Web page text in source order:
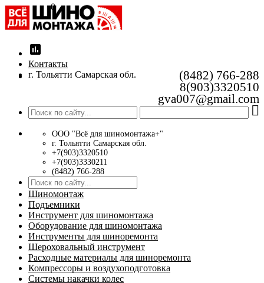
insert_chart
0
Контакты
г. Тольятти Самарская обл.
(8482) 766-288
8(903)3320510
gva007@gmail.com
ООО "Всё для шиномонтажа+"
г. Тольятти Самарская обл.
+7(903)3320510
+7(903)3330211
(8482) 766-288
Шиномонтаж
Подъемники
Инструмент для шиномонтажа
Оборудование для шиномонтажа
Инструменты для шиноремонта
Шероховальный инструмент
Расходные материалы для шиноремонта
Компрессоры и воздухоподготовка
Системы накачки колес